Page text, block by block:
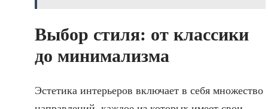
Выбор стиля: от классики
до минимализма
Эстетика интерьеров включает в себя множество